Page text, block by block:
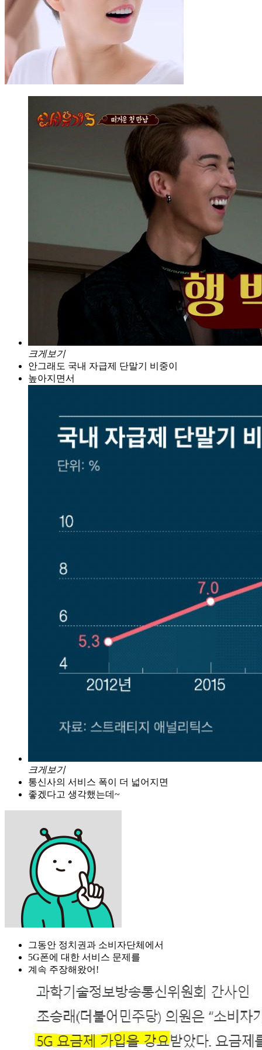
크게보기
안그래도 국내 자급제 단말기 비중이
높아지면서
크게보기
통신사의 서비스 폭이 더 넓어지면
좋겠다고 생각했는데~
그동안 정치권과 소비자단체에서
5G폰에 대한 서비스 문제를
계속 주장해왔어!